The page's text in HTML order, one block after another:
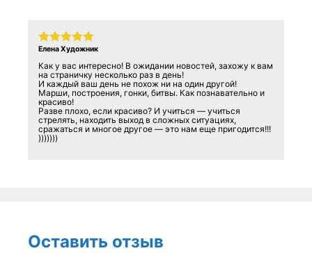
Елена Художник
Как у вас интересно! В ожидании новостей, захожу к вам
на страничку несколько раз в день!
И каждый ваш день не похож ни на один другой!
Марши, построения, гонки, битвы. Как познавательно и
красиво!
Разве плохо, если красиво? И учиться — учиться
стрелять, находить выход в сложных ситуациях,
сражаться и многое другое — это нам еще пригодится!!!
)))))))
Оставить отзыв